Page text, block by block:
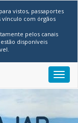
vistos, passaportes
vínculo com órgãos
pelos canais
disponíveis